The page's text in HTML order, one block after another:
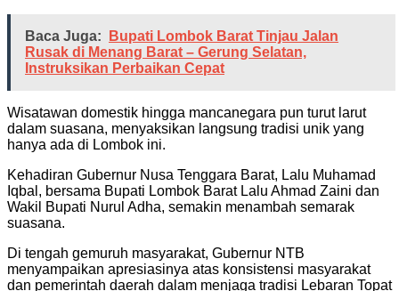
Baca Juga:
Bupati Lombok Barat Tinjau Jalan
Rusak di Menang Barat – Gerung Selatan,
Instruksikan Perbaikan Cepat
Wisatawan domestik hingga mancanegara pun turut larut
dalam suasana, menyaksikan langsung tradisi unik yang
hanya ada di Lombok ini.
Kehadiran Gubernur Nusa Tenggara Barat, Lalu Muhamad
Iqbal, bersama Bupati Lombok Barat Lalu Ahmad Zaini dan
Wakil Bupati Nurul Adha, semakin menambah semarak
suasana.
Di tengah gemuruh masyarakat, Gubernur NTB
menyampaikan apresiasinya atas konsistensi masyarakat
dan pemerintah daerah dalam menjaga tradisi Lebaran Topat